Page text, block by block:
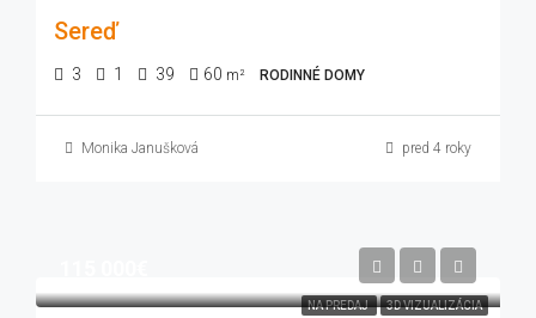
Sereď
3 1 39 60 m² RODINNÉ DOMY
Monika Janušková pred 4 roky
NA PREDAJ 3D VIZUALIZÁCIA